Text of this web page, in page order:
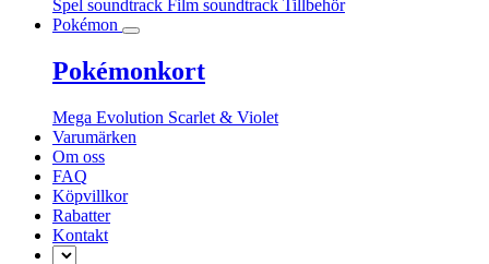
Spel soundtrack Film soundtrack Tillbehör
Pokémon
Pokémonkort
Mega Evolution Scarlet & Violet
Varumärken
Om oss
FAQ
Köpvillkor
Rabatter
Kontakt